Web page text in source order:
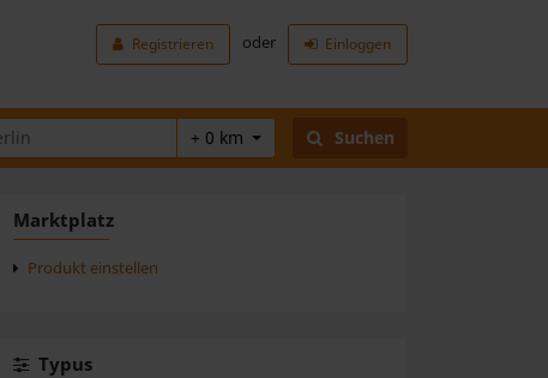
Registrieren oder Einloggen
+ 0 km
Suchen
Marktplatz
Produkt einstellen
Typus